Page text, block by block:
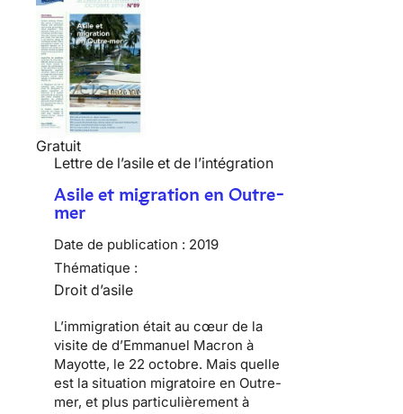
Gratuit
Lettre de l’asile et de l’intégration
Asile et migration en Outre-
mer
Date de publication : 2019
Thématique :
Droit d’asile
L’immigration était au cœur de la
visite de d’Emmanuel Macron à
Mayotte, le 22 octobre. Mais quelle
est la situation migratoire en Outre-
mer, et plus particulièrement à